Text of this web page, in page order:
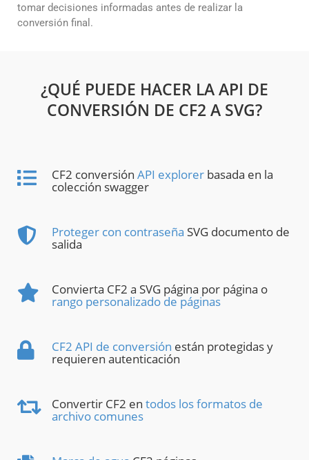
tomar decisiones informadas antes de realizar la
conversión final.
¿QUÉ PUEDE HACER LA API DE
CONVERSIÓN DE CF2 A SVG?
CF2 conversión API explorer basada en la
colección swagger
Proteger con contraseña SVG documento de
salida
Convierta CF2 a SVG página por página o
rango personalizado de páginas
CF2 API de conversión están protegidas y
requieren autenticación
Convertir CF2 en todos los formatos de
archivo comunes